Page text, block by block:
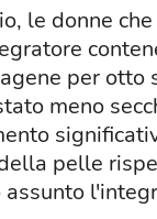
le donne
per otto
meno
pelle
assunto